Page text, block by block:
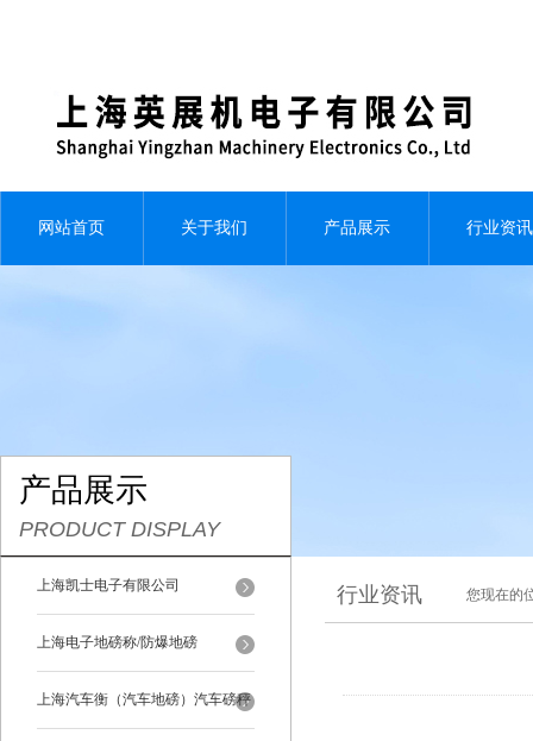
网站首页 关于我们 产品展示 行业资讯
产品展示
PRODUCT DISPLAY
上海凯士电子有限公司
上海电子地磅称/防爆地磅
上海汽车衡（汽车地磅）汽车磅秤
行业资讯 您现在的